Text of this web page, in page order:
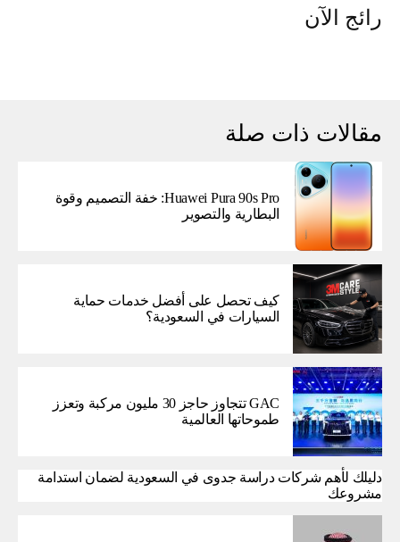
رائج الآن
مقالات ذات صلة
Huawei Pura 90s Pro: خفة التصميم وقوة
البطارية والتصوير
كيف تحصل على أفضل خدمات حماية
السيارات في السعودية؟
GAC تتجاوز حاجز 30 مليون مركبة وتعزز
طموحاتها العالمية
دليلك لأهم شركات دراسة جدوى في السعودية لضمان استدامة
مشروعك